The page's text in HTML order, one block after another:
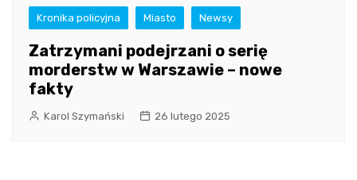
Kronika policyjna Miasto Newsy
Zatrzymani podejrzani o serię
morderstw w Warszawie – nowe
fakty
Karol Szymański 26 lutego 2025